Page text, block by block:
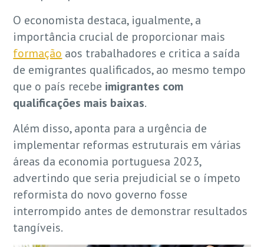
O economista destaca, igualmente, a
importância crucial de proporcionar mais
formação aos trabalhadores e critica a saída
de emigrantes qualificados, ao mesmo tempo
que o país recebe imigrantes com
qualificações mais baixas.
Além disso, aponta para a urgência de
implementar reformas estruturais em várias
áreas da economia portuguesa 2023,
advertindo que seria prejudicial se o ímpeto
reformista do novo governo fosse
interrompido antes de demonstrar resultados
tangíveis.